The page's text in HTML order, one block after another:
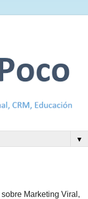
▼
sobre Marketing Viral,